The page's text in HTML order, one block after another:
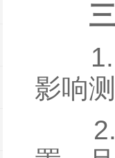
1.安
影响
2.热